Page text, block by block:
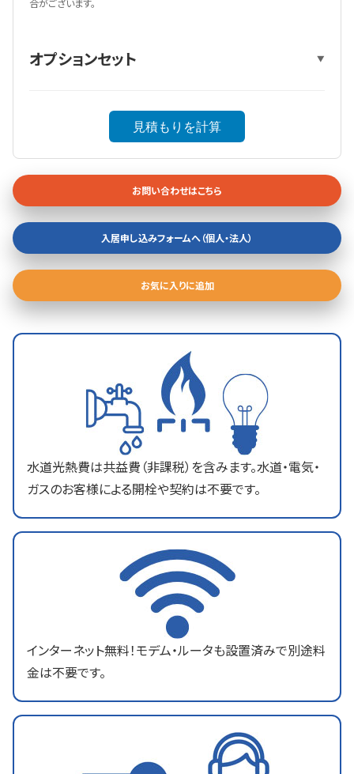
合がございます。
オプションセット ▼
見積もりを計算
お問い合わせはこちら
入居申し込みフォームへ（個人・法人）
お気に入りに追加
水道光熱費は共益費（非課税）を含みます。水道・電気・
ガスのお客様による開栓や契約は不要です。
インターネット無料！モデム・ルータも設置済みで別途料
金は不要です。